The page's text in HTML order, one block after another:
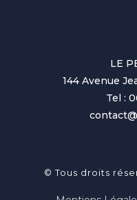
LE
144 Avenue
Tel :
© Tous droits